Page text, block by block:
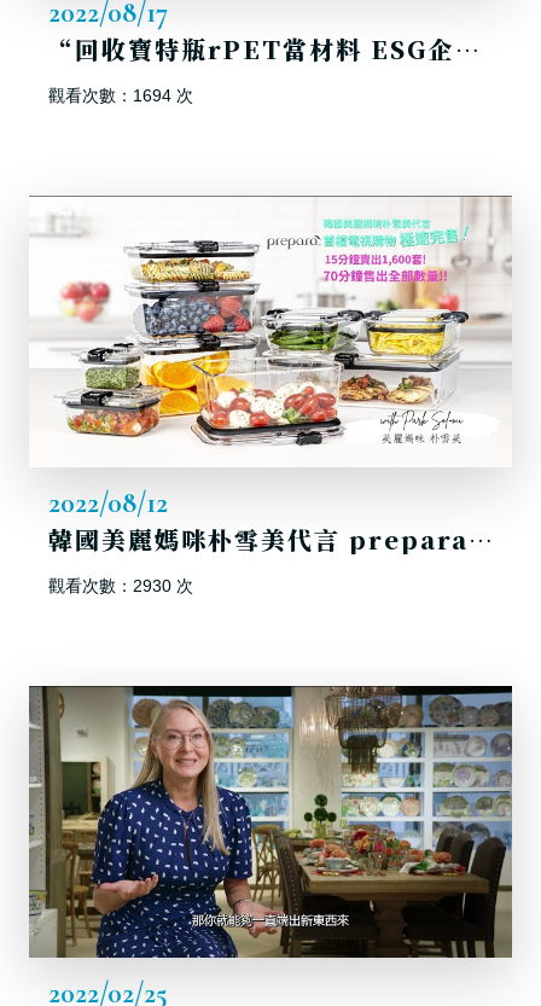
2022/08/17
“回收寶特瓶rPET當材料 ESG企業永續新常態” |三立新聞
觀看次數：1694 次
2022/08/12
韓國美麗媽咪朴雪美代言 prepara 首檔電視購物極速完售!
觀看次數：2930 次
2022/02/25